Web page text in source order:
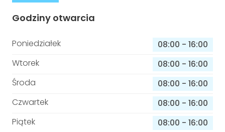
Godziny otwarcia
Poniedziałek 08:00 - 16:00
Wtorek
08:00 - 16:00
Środa
08:00 - 16:00
Czwartek
08:00 - 16:00
Piątek
08:00 - 16:00